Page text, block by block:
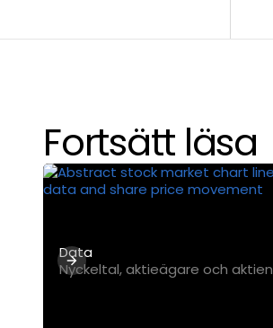
Fortsätt läsa
Data
Nyckeltal, aktieägare och aktien